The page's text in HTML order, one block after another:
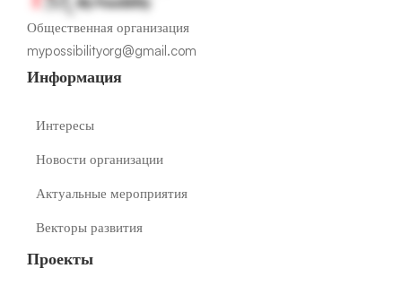
Общественная организация
mypossibilityorg@gmail.com
Информация
Интересы
Новости организации
Актуальные мероприятия
Векторы развития
Проекты